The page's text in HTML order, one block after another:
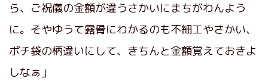
ら、ご祝儀の金額が違うさかいにまちがわんよう
に。そやゆうて露骨にわかるのも不細工やさかい、
ポチ袋の柄違いにして、きちんと金額覚えておきよ
しなぁ」